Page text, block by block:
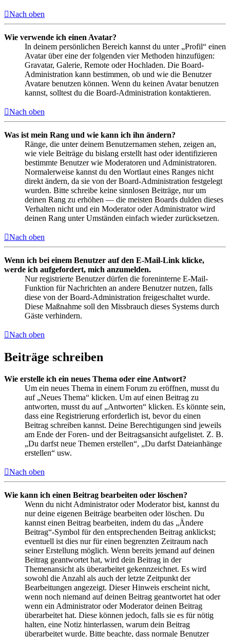
Nach oben
Wie verwende ich einen Avatar?
In deinem persönlichen Bereich kannst du unter „Profil“ einen
Avatar über eine der folgenden vier Methoden hinzufügen:
Gravatar, Galerie, Remote oder Hochladen. Die Board-
Administration kann bestimmen, ob und wie die Benutzer
Avatare benutzen können. Wenn du keinen Avatar benutzen
kannst, solltest du die Board-Administration kontaktieren.
Nach oben
Was ist mein Rang und wie kann ich ihn ändern?
Ränge, die unter deinem Benutzernamen stehen, zeigen an,
wie viele Beiträge du bislang erstellt hast oder identifizieren
bestimmte Benutzer wie Moderatoren und Administratoren.
Normalerweise kannst du den Wortlaut eines Ranges nicht
direkt ändern, da sie von der Board-Administration festgelegt
wurden. Bitte schreibe keine sinnlosen Beiträge, nur um
deinen Rang zu erhöhen — die meisten Boards dulden dieses
Verhalten nicht und ein Moderator oder Administrator wird
deinen Rang unter Umständen einfach wieder zurücksetzen.
Nach oben
Wenn ich bei einem Benutzer auf den E-Mail-Link klicke,
werde ich aufgefordert, mich anzumelden.
Nur registrierte Benutzer dürfen die foreninterne E-Mail-
Funktion für Nachrichten an andere Benutzer nutzen, falls
diese von der Board-Administration freigeschaltet wurde.
Diese Maßnahme soll den Missbrauch dieses Systems durch
Gäste verhindern.
Nach oben
Beiträge schreiben
Wie erstelle ich ein neues Thema oder eine Antwort?
Um ein neues Thema in einem Forum zu eröffnen, musst du
auf „Neues Thema“ klicken. Um auf einen Beitrag zu
antworten, musst du auf „Antworten“ klicken. Es könnte sein,
dass eine Registrierung erforderlich ist, bevor du einen
Beitrag schreiben kannst. Deine Berechtigungen sind jeweils
am Ende der Foren- und der Beitragsansicht aufgelistet. Z. B.
„Du darfst neue Themen erstellen“, „Du darfst Dateianhänge
erstellen“ usw.
Nach oben
Wie kann ich einen Beitrag bearbeiten oder löschen?
Wenn du nicht Administrator oder Moderator bist, kannst du
nur deine eigenen Beiträge bearbeiten oder löschen. Du
kannst einen Beitrag bearbeiten, indem du das „Ändere
Beitrag“-Symbol für den entsprechenden Beitrag anklickst;
eventuell ist dies nur für einen begrenzten Zeitraum nach
seiner Erstellung möglich. Wenn bereits jemand auf deinen
Beitrag geantwortet hat, wird dein Beitrag in der
Themenansicht als überarbeitet gekennzeichnet. Es wird
sowohl die Anzahl als auch der letzte Zeitpunkt der
Bearbeitungen angezeigt. Dieser Hinweis erscheint nicht,
wenn noch niemand auf deinen Beitrag geantwortet hat oder
wenn ein Administrator oder Moderator deinen Beitrag
überarbeitet hat. Diese können jedoch, falls sie es für nötig
halten, eine Notiz hinterlassen, warum dein Beitrag
überarbeitet wurde. Bitte beachte, dass normale Benutzer